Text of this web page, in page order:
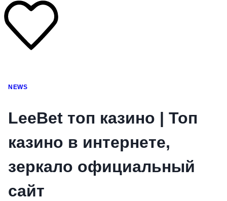
โทรศัพท์มือถือ
อุปกรณ์เสริมโทรศัพท์
สินค้าตามแบรนด์
NEWS
LeeBet топ казино | Топ
казино в интернете,
зеркало официальный
сайт